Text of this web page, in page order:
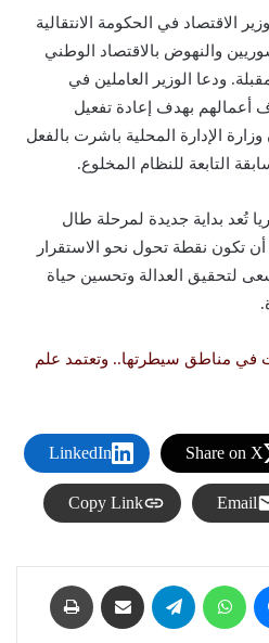
الاقتصاد في الحكومة الانتقالية
والنهوض بالاقتصاد الوطني
ودعا الوزير العاملين في
أعمالهم بهدف إعادة تفعيل
الإدارة المحلية باشرت بالفعل
التابعة للنظام المخلوع.
تُعد بداية جديدة لمرحلة طال
تكون نقطة تحول نحو الاستقرار
لتحقيق العدالة وتحسين حياة
في مناطق سيطرتها.. وتعتمد علم
Share on X
LinkedIn
Email
Copy Link
ماسنجر واتساب تيلقرام مشاركة عبر البريد